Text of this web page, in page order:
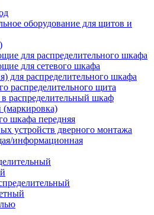
оборудование для щитов и
для распределительного шкафа
для сетевого шкафа
для распределительного шкафа
распределительного щита
распределительный шкаф
шкафа передняя
устройств дверного монтажа
информационная